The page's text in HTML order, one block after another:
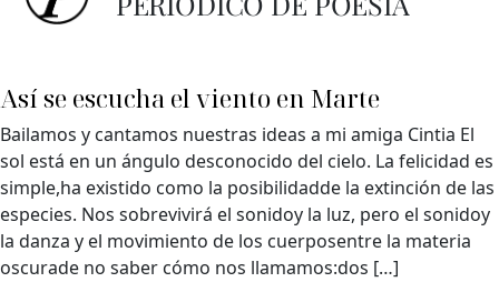
Así se escucha el viento en Marte
Bailamos y cantamos nuestras ideas a mi amiga Cintia El
sol está en un ángulo desconocido del cielo. La felicidad es
simple,ha existido como la posibilidadde la extinción de las
especies. Nos sobrevivirá el sonidoy la luz, pero el sonidoy
la danza y el movimiento de los cuerposentre la materia
oscurade no saber cómo nos llamamos:dos […]